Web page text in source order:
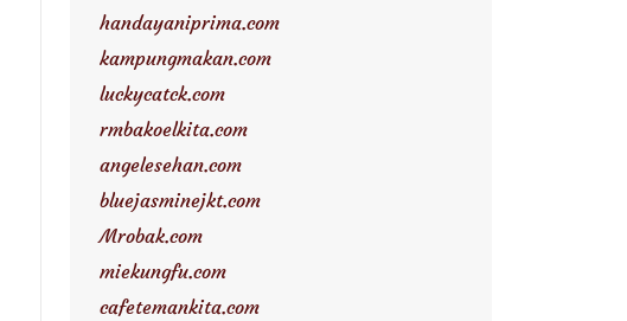
handayaniprima.com
kampungmakan.com
luckycatck.com
rmbakoelkita.com
angelesehan.com
bluejasminejkt.com
Mrobak.com
miekungfu.com
cafetemankita.com